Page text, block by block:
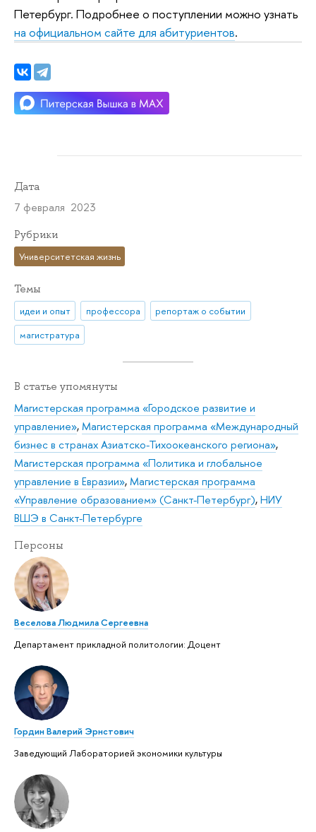
Петербург. Подробнее о поступлении можно узнать
на официальном сайте для абитуриентов.
Дата
7 февраля 2023
Рубрики
Университетская жизнь
Темы
идеи и опыт профессора
репортаж о событии
магистратура
В статье упомянуты
Магистерская программа «Городское развитие и
управление»,Магистерская программа «Международный
бизнес в странах Азиатско-Тихоокеанского региона»,
Магистерская программа «Политика и глобальное
управление в Евразии»,Магистерская программа
«Управление образованием» (Санкт-Петербург),НИУ
ВШЭ в Санкт-Петербурге
Персоны
Веселова Людмила Сергеевна
Департамент прикладной политологии: Доцент
Гордин Валерий Эрнстович
Заведующий Лабораторией экономики культуры